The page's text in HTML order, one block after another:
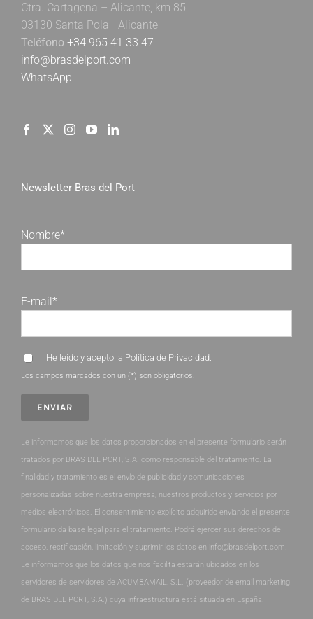
Ctra. Cartagena – Alicante, km 85
03130 Santa Pola - Alicante
Teléfono +34 965 41 33 47
info@brasdelport.com
WhatsApp
Newsletter Bras del Port
Nombre*
E-mail*
He leído y acepto la Política de Privacidad.
Los campos marcados con un (*) son obligatorios.
Le informamos que los datos proporcionados en el presente formulario serán
tratados por BRAS DEL PORT, S.A. como responsable del tratamiento. La
finalidad y tratamiento es el envío de publicidad y comunicaciones
personalizadas sobre nuestra empresa, nuestros productos y servicios por
medios electrónicos. El consentimiento explícito adquirido enviando el presente
formulario da base legal para el tratamiento. Podrá ejercer sus derechos de
acceso, rectificación, limitación y suprimir los datos en info@brasdelport.com.
Le informamos que los datos que nos facilita estarán ubicados en los
servidores de servidores de ACUMBAMAIL, S.L. (proveedor de email marketing
de BRAS DEL PORT, S.A.) cuya infraestructura está situada en España.